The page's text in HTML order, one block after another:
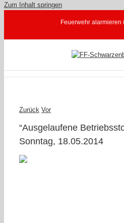
Zum Inhalt springen
Feuerwehr alarmieren
Zurück Vor
“Ausgelaufene
Sonntag, 18.05.2014